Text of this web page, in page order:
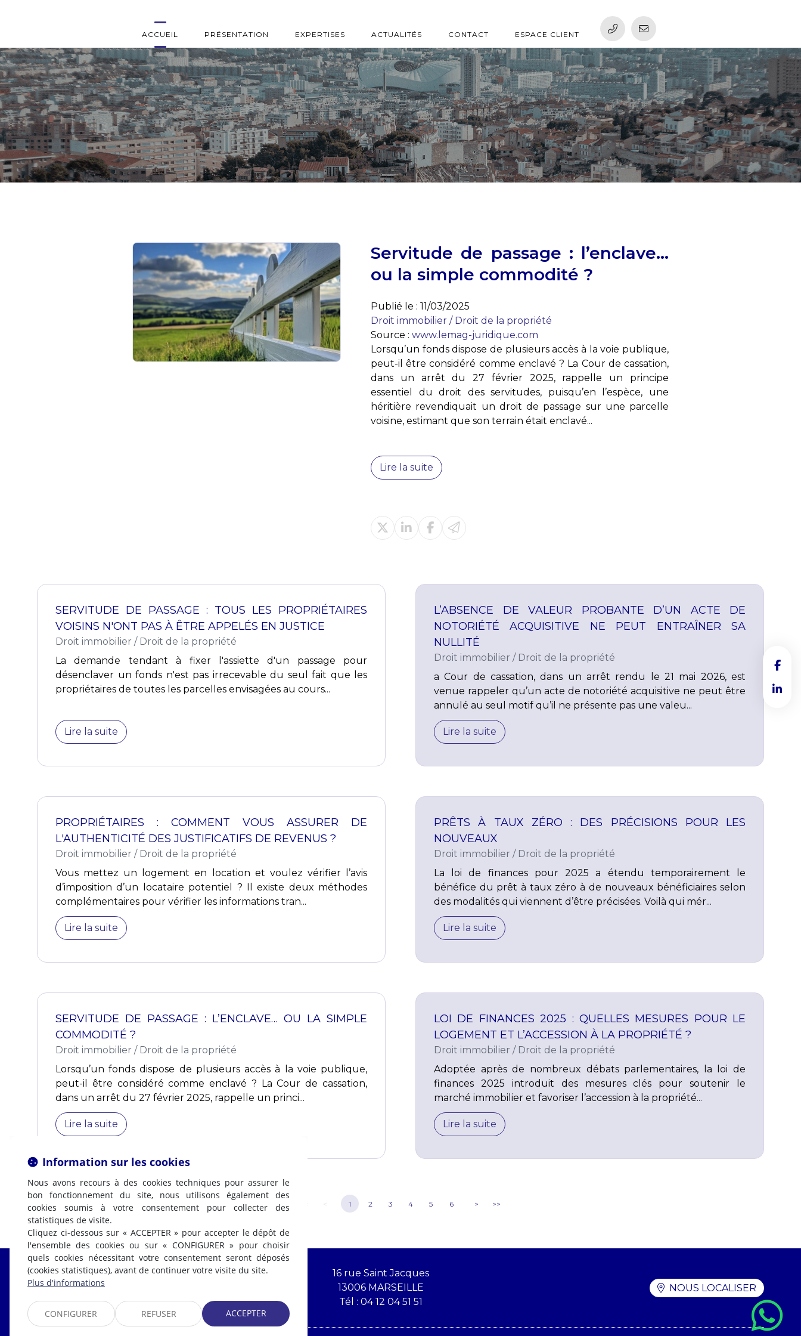
ACCUEIL PRÉSENTATION EXPERTISES ACTUALITÉS CONTACT ESPACE CLIENT
Servitude de passage : l’enclave…
ou la simple commodité ?
Publié le : 11/03/2025
Droit immobilier / Droit de la propriété
Source : www.lemag-juridique.com
Lorsqu’un fonds dispose de plusieurs accès à la voie publique,
peut-il être considéré comme enclavé ? La Cour de cassation,
dans un arrêt du 27 février 2025, rappelle un principe
essentiel du droit des servitudes, puisqu’en l’espèce, une
héritière revendiquait un droit de passage sur une parcelle
voisine, estimant que son terrain était enclavé...
Lire la suite
SERVITUDE DE PASSAGE : TOUS LES PROPRIÉTAIRES
VOISINS N'ONT PAS À ÊTRE APPELÉS EN JUSTICE
Droit immobilier / Droit de la propriété
La demande tendant à fixer l'assiette d'un passage pour
désenclaver un fonds n'est pas irrecevable du seul fait que les
propriétaires de toutes les parcelles envisagées au cours...
Lire la suite
L’ABSENCE DE VALEUR PROBANTE D’UN ACTE DE
NOTORIÉTÉ ACQUISITIVE NE PEUT ENTRAÎNER SA
NULLITÉ
Droit immobilier / Droit de la propriété
a Cour de cassation, dans un arrêt rendu le 21 mai 2026, est
venue rappeler qu’un acte de notoriété acquisitive ne peut être
annulé au seul motif qu’il ne présente pas une valeu...
Lire la suite
PROPRIÉTAIRES : COMMENT VOUS ASSURER DE
L'AUTHENTICITÉ DES JUSTIFICATIFS DE REVENUS ?
Droit immobilier / Droit de la propriété
Vous mettez un logement en location et voulez vérifier l’avis
d’imposition d’un locataire potentiel ? Il existe deux méthodes
complémentaires pour vérifier les informations tran...
Lire la suite
PRÊTS À TAUX ZÉRO : DES PRÉCISIONS POUR LES
NOUVEAUX
Droit immobilier / Droit de la propriété
La loi de finances pour 2025 a étendu temporairement le
bénéfice du prêt à taux zéro à de nouveaux bénéficiaires selon
des modalités qui viennent d’être précisées. Voilà qui mér...
Lire la suite
SERVITUDE DE PASSAGE : L’ENCLAVE… OU LA SIMPLE
COMMODITÉ ?
Droit immobilier / Droit de la propriété
Lorsqu’un fonds dispose de plusieurs accès à la voie publique,
peut-il être considéré comme enclavé ? La Cour de cassation,
dans un arrêt du 27 février 2025, rappelle un princi...
Lire la suite
LOI DE FINANCES 2025 : QUELLES MESURES POUR LE
LOGEMENT ET L’ACCESSION À LA PROPRIÉTÉ ?
Droit immobilier / Droit de la propriété
Adoptée après de nombreux débats parlementaires, la loi de
finances 2025 introduit des mesures clés pour soutenir le
marché immobilier et favoriser l’accession à la propriété...
Lire la suite
1 2 3 4 5 6 > >>
Fabrice LABI
16 rue Saint Jacques
13006 MARSEILLE
Tél : 04 12 04 51 51
NOUS LOCALISER
Information sur les cookies
Nous avons recours à des cookies techniques pour assurer le
bon fonctionnement du site, nous utilisons également des
cookies soumis à votre consentement pour collecter des
statistiques de visite.
Cliquez ci-dessous sur « ACCEPTER » pour accepter le dépôt de
l'ensemble des cookies ou sur « CONFIGURER » pour choisir
quels cookies nécessitant votre consentement seront déposés
(cookies statistiques), avant de continuer votre visite du site.
Plus d'informations
CONFIGURER REFUSER ACCEPTER